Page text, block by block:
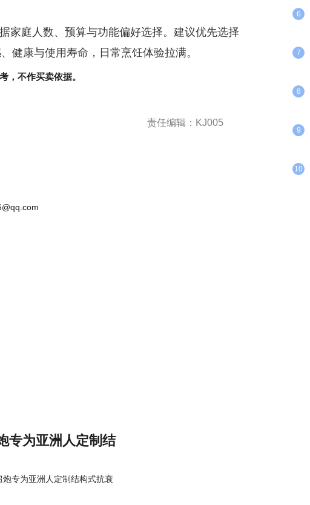
家庭人数、预算与功能偏好选择。建议优先选择
健康与使用寿命，日常烹饪体验拉满。
，不作买卖依据。
责任编辑：KJ005
专为亚洲人定制结
专为亚洲人定制结构式抗衰
6
7
8
9
10